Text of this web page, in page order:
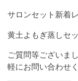
サロンセット新着
黄土よもぎ蒸しセ
ご質問等ございま
軽にお問い合わせく